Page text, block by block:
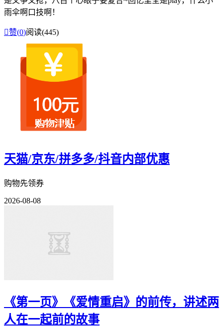
雨伞啊口技啊！
赞(0)阅读(445)
天猫/京东/拼多多/抖音内部优惠
购物先领券
2026-08-08
《第一页》《爱情重启》的前传，讲述两
人在一起前的故事